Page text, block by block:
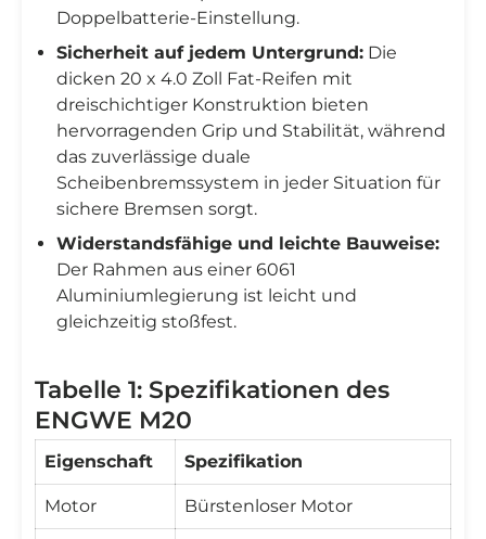
Doppelbatterie-Einstellung.
Sicherheit auf jedem Untergrund: Die
dicken 20 x 4.0 Zoll Fat-Reifen mit
dreischichtiger Konstruktion bieten
hervorragenden Grip und Stabilität, während
das zuverlässige duale
Scheibenbremssystem in jeder Situation für
sichere Bremsen sorgt.
Widerstandsfähige und leichte Bauweise:
Der Rahmen aus einer 6061
Aluminiumlegierung ist leicht und
gleichzeitig stoßfest.
Tabelle 1: Spezifikationen des
ENGWE M20
Eigenschaft Spezifikation
Motor Bürstenloser Motor